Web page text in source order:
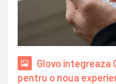
Glovo integreaza
pentru o noua